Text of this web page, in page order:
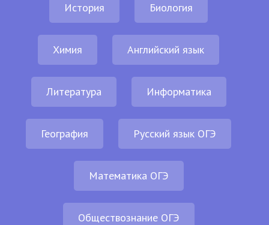
История Биология
Химия Английский язык
Литература Информатика
География Русский язык ОГЭ
Математика ОГЭ
Обществознание ОГЭ